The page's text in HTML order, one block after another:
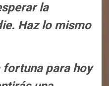
la
Haz lo mismo
fortuna para hoy